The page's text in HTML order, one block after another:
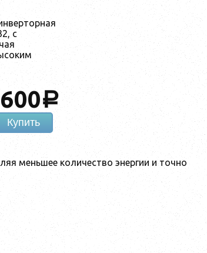
с
a
Купить
меньшее количество энергии и точно